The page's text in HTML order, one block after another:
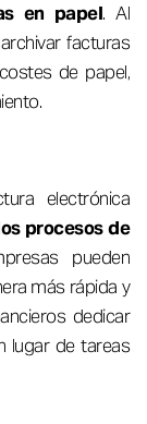
en papel. Al
facturas
de papel,
electrónica
procesos de
pueden
más rápida y
dedicar
lugar de tareas